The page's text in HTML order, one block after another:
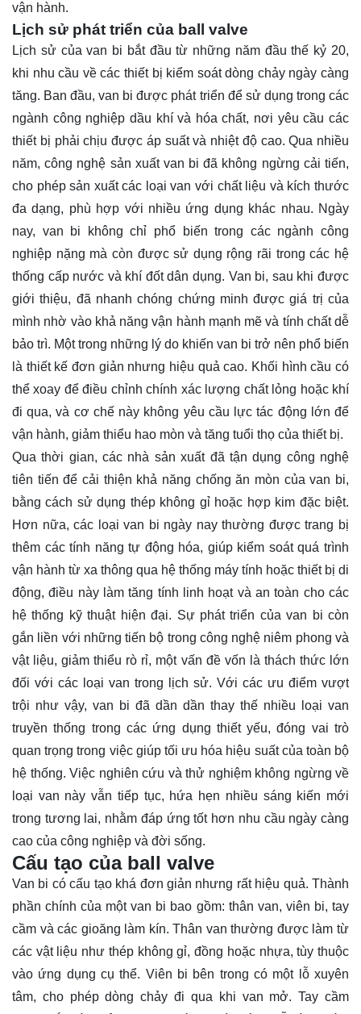
vận hành.
Lịch sử phát triển của ball valve
Lịch sử của van bi bắt đầu từ những năm đầu thế kỷ 20,
khi nhu cầu về các thiết bị kiểm soát dòng chảy ngày càng
tăng. Ban đầu, van bi được phát triển để sử dụng trong các
ngành công nghiệp dầu khí và hóa chất, nơi yêu cầu các
thiết bị phải chịu được áp suất và nhiệt độ cao. Qua nhiều
năm, công nghệ sản xuất van bi đã không ngừng cải tiến,
cho phép sản xuất các loại van với chất liệu và kích thước
đa dạng, phù hợp với nhiều ứng dụng khác nhau. Ngày
nay, van bi không chỉ phổ biến trong các ngành công
nghiệp nặng mà còn được sử dụng rộng rãi trong các hệ
thống cấp nước và khí đốt dân dụng. Van bi, sau khi được
giới thiệu, đã nhanh chóng chứng minh được giá trị của
mình nhờ vào khả năng vận hành mạnh mẽ và tính chất dễ
bảo trì. Một trong những lý do khiến van bi trở nên phổ biến
là thiết kế đơn giản nhưng hiệu quả cao. Khối hình cầu có
thể xoay để điều chỉnh chính xác lượng chất lỏng hoặc khí
đi qua, và cơ chế này không yêu cầu lực tác động lớn để
vận hành, giảm thiểu hao mòn và tăng tuổi thọ của thiết bị.
Qua thời gian, các nhà sản xuất đã tận dụng công nghệ
tiên tiến để cải thiện khả năng chống ăn mòn của van bi,
bằng cách sử dụng thép không gỉ hoặc hợp kim đặc biệt.
Hơn nữa, các loại van bi ngày nay thường được trang bị
thêm các tính năng tự động hóa, giúp kiểm soát quá trình
vận hành từ xa thông qua hệ thống máy tính hoặc thiết bị di
động, điều này làm tăng tính linh hoạt và an toàn cho các
hệ thống kỹ thuật hiện đại. Sự phát triển của van bi còn
gắn liền với những tiến bộ trong công nghệ niêm phong và
vật liệu, giảm thiểu rò rỉ, một vấn đề vốn là thách thức lớn
đối với các loại van trong lịch sử. Với các ưu điểm vượt
trội như vậy, van bi đã dần dần thay thế nhiều loại van
truyền thống trong các ứng dụng thiết yếu, đóng vai trò
quan trọng trong việc giúp tối ưu hóa hiệu suất của toàn bộ
hệ thống. Việc nghiên cứu và thử nghiệm không ngừng về
loại van này vẫn tiếp tục, hứa hẹn nhiều sáng kiến mới
trong tương lai, nhằm đáp ứng tốt hơn nhu cầu ngày càng
cao của công nghiệp và đời sống.
Cấu tạo của ball valve
Van bi có cấu tạo khá đơn giản nhưng rất hiệu quả. Thành
phần chính của một van bi bao gồm: thân van, viên bi, tay
cầm và các gioăng làm kín. Thân van thường được làm từ
các vật liệu như thép không gỉ, đồng hoặc nhựa, tùy thuộc
vào ứng dụng cụ thể. Viên bi bên trong có một lỗ xuyên
tâm, cho phép dòng chảy đi qua khi van mở. Tay cầm